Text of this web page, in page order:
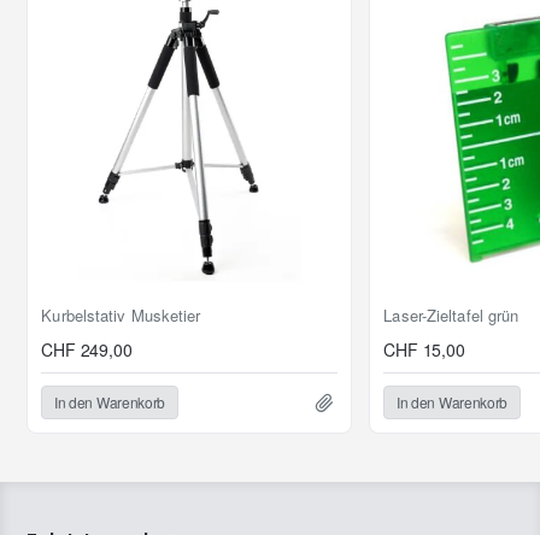
Abschaltautomatik verhindert Fehler
aufgrund plötzlicher Stativbewegungen
Anti-Vibration-Funktion für den Einsatz auf
vibrierenden Untergründen und bei Wind
Senkrechte 90°-Referenzstrahlen
(unten/oben) zum Loten und zum Ausrichten
Stossfestes Gehäuse mit Schutz-Gummi
überzogen
Laserkopf ist geschützt im Gehäuse
untergebracht
Akku-Batterien halten bis zu 40 Stunden
Mit 5/8" Gewindeaufnahme für jedes
Baustativ geeignet
Kurbelstativ Musketier
CHF 249,00
In den Warenkorb
Laser-Zieltafel grün
CHF 15,00
In den Warenkorb